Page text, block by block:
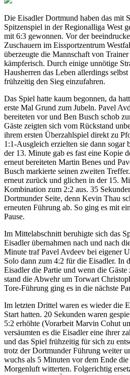
Die Eisadler Dortmund haben das mit
Spitzenspiel in der Regionalliga West
mit 6:3 gewonnen. Vor der
Zuschauern im Eissportzentrum
überzeugte die Mannschaft von
kämpferisch. Durch einige unnötige
Hausherren das Leben allerdings
frühzeitig den Sieg einzufahren.
Das Spiel hatte kaum begonnen, da
erste Mal Grund zum Jubeln. Pavel
bereiteten vor und Ben Busch schob
Gäste zeigten sich vom Rückstand
ihrem ersten Überzahlspiel direkt zu
1:1-Ausgleich erzielten sie dann sogar
der 13. Minute gab es fast eine Kopie
erneut bereiteten Martin Benes und
Busch markierte seinen zweiten
erneut zurück und glichen in der 15.
Kombination zum 2:2 aus. 35
Dortmunder Seite, denn Kevin Thau
erneuten Führung ab. So ging es mit
Pause.
Im Mittelabschnitt beruhigte sich das
Eisadler übernahmen nach und nach
Minute traf Pavel Avdeev bei eigener
Solo dann zum 4:2 für die Eisadler. In
Eisadler die Partie und wenn die Gäste
stand die Abwehr um Torwart
Tore-Führung ging es in die nächste
Im letzten Drittel waren es wieder die
Start hatten. 20 Sekunden waren
5:2 erhöhte (Vorarbeit Marvin Cohut
versäumten es die Eisadler eine ihrer
und das Spiel frühzeitig für sich zu
trotz der Dortmunder Führung weiter
wuchs als 5 Minuten vor dem Ende
Morgenluft witterten. Folgerichtig